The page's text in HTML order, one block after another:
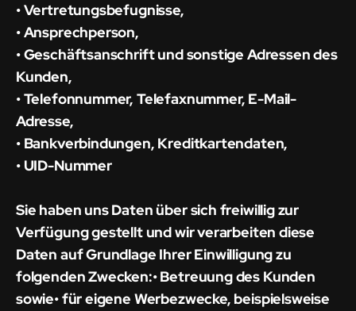
• Vertretungsbefugnisse,
• Ansprechperson,
• Geschäftsanschrift und sonstige Adressen des
Kunden,
• Telefonnummer, Telefaxnummer, E-Mail-
Adresse,
• Bankverbindungen, Kreditkartendaten,
• UID-Nummer
Sie haben uns Daten über sich freiwillig zur
Verfügung gestellt und wir verarbeiten diese
Daten auf Grundlage Ihrer Einwilligung zu
folgenden Zwecken:• Betreuung des Kunden
sowie• für eigene Werbezwecke, beispielsweise